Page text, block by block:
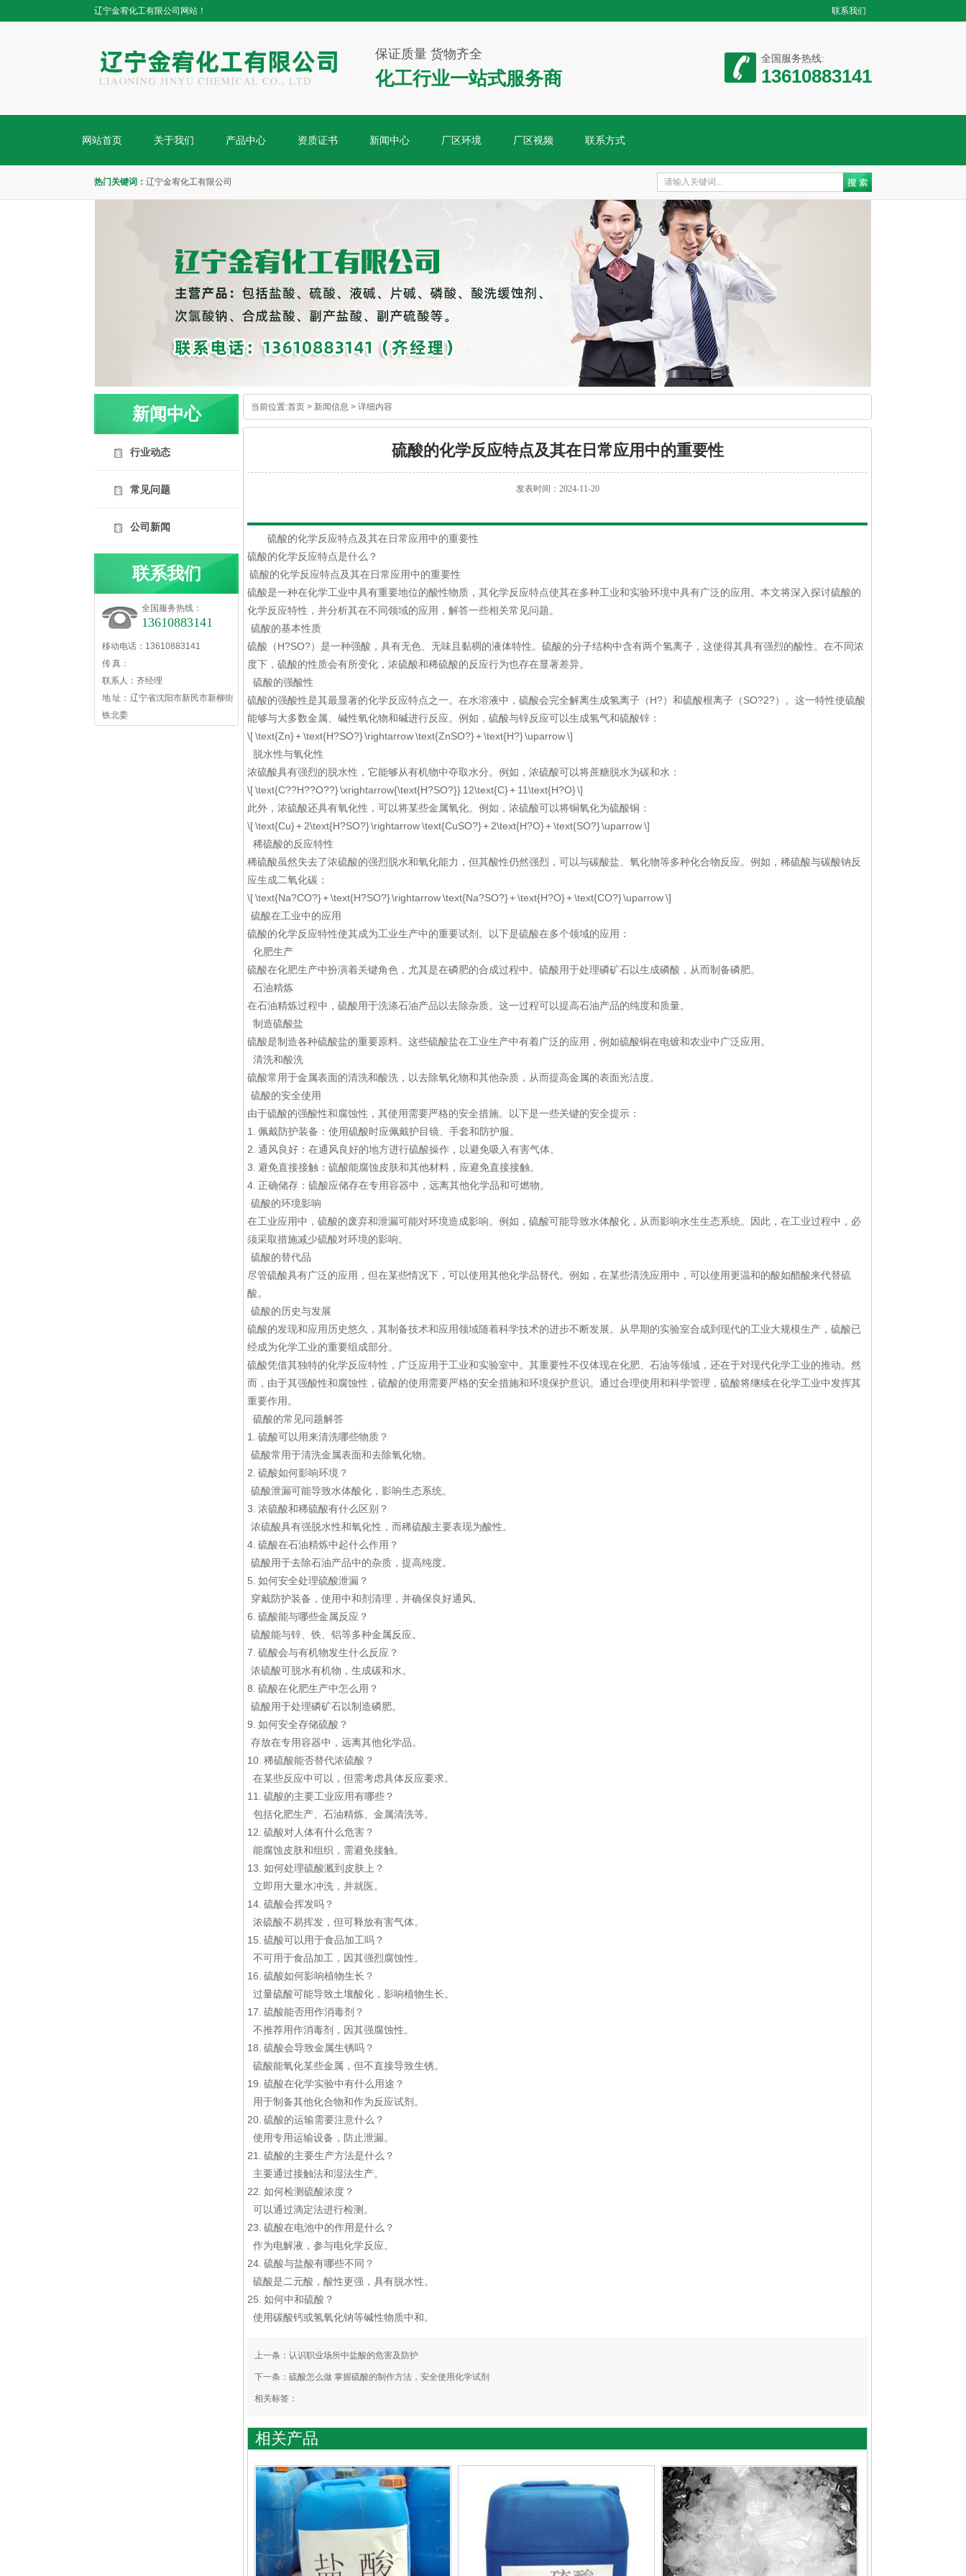
联系我们
辽宁金宥化工有限公司网站！
保证质量 货物齐全
化工行业一站式服务商
全国服务热线:
13610883141
网站首页 关于我们 产品中心 资质证书 新闻中心 厂区环境 厂区视频 联系方式
热门关键词： 辽宁金宥化工有限公司
当前位置:首页 > 新闻信息 > 详细内容
硫酸的化学反应特点及其在日常应用中的重要性
发表时间：2024-11-20
硫酸的化学反应特点及其在日常应用中的重要性
硫酸的化学反应特点是什么？
硫酸的化学反应特点及其在日常应用中的重要性
硫酸是一种在化学工业中具有重要地位的酸性物质，其化学反应特点使其在多种工业和实验环境中具有广泛的应用。本文将深入探讨硫酸的
化学反应特性，并分析其在不同领域的应用，解答一些相关常见问题。
硫酸的基本性质
硫酸（H?SO?）是一种强酸，具有无色、无味且黏稠的液体特性。硫酸的分子结构中含有两个氢离子，这使得其具有强烈的酸性。在不同浓
度下，硫酸的性质会有所变化，浓硫酸和稀硫酸的反应行为也存在显著差异。
硫酸的强酸性
硫酸的强酸性是其最显著的化学反应特点之一。在水溶液中，硫酸会完全解离生成氢离子（H?）和硫酸根离子（SO?2?）。这一特性使硫酸
能够与大多数金属、碱性氧化物和碱进行反应。例如，硫酸与锌反应可以生成氢气和硫酸锌：
\[ \text{Zn} + \text{H?SO?} \rightarrow \text{ZnSO?} + \text{H?} \uparrow \]
脱水性与氧化性
浓硫酸具有强烈的脱水性，它能够从有机物中夺取水分。例如，浓硫酸可以将蔗糖脱水为碳和水：
\[ \text{C??H??O??} \xrightarrow{\text{H?SO?}} 12\text{C} + 11\text{H?O} \]
此外，浓硫酸还具有氧化性，可以将某些金属氧化。例如，浓硫酸可以将铜氧化为硫酸铜：
\[ \text{Cu} + 2\text{H?SO?} \rightarrow \text{CuSO?} + 2\text{H?O} + \text{SO?} \uparrow \]
稀硫酸的反应特性
稀硫酸虽然失去了浓硫酸的强烈脱水和氧化能力，但其酸性仍然强烈，可以与碳酸盐、氧化物等多种化合物反应。例如，稀硫酸与碳酸钠反
应生成二氧化碳：
\[ \text{Na?CO?} + \text{H?SO?} \rightarrow \text{Na?SO?} + \text{H?O} + \text{CO?} \uparrow \]
硫酸在工业中的应用
硫酸的化学反应特性使其成为工业生产中的重要试剂。以下是硫酸在多个领域的应用：
化肥生产
硫酸在化肥生产中扮演着关键角色，尤其是在磷肥的合成过程中。硫酸用于处理磷矿石以生成磷酸 ，从而制备磷肥。
石油精炼
在石油精炼过程中，硫酸用于洗涤石油产品以去除杂质。这一过程可以提高石油产品的纯度和质量。
制造硫酸盐
硫酸是制造各种硫酸盐的重要原料。这些硫酸盐在工业生产中有着广泛的应用，例如硫酸铜在电镀和农业中广泛应用。
清洗和酸洗
硫酸常用于金属表面的清洗和酸洗，以去除氧化物和其他杂质，从而提高金属的表面光洁度。
硫酸的安全使用
由于硫酸的强酸性和腐蚀性，其使用需要严格的安全措施。以下是一些关键的安全提示：
1. 佩戴防护装备：使用硫酸时应佩戴护目镜、手套和防护服。
2. 通风良好：在通风良好的地方进行硫酸操作，以避免吸入有害气体。
3. 避免直接接触：硫酸能腐蚀皮肤和其他材料，应避免直接接触。
4. 正确储存：硫酸应储存在专用容器中，远离其他化学品和可燃物。
硫酸的环境影响
在工业应用中，硫酸的废弃和泄漏可能对环境造成影响。例如，硫酸可能导致水体酸化，从而影响水生生态系统。因此，在工业过程中，必
须采取措施减少硫酸对环境的影响。
硫酸的替代品
尽管硫酸具有广泛的应用，但在某些情况下，可以使用其他化学品替代。例如，在某些清洗应用中，可以使用更温和的酸如醋酸来代替硫
酸。
硫酸的历史与发展
硫酸的发现和应用历史悠久，其制备技术和应用领域随着科学技术的进步不断发展。从早期的实验室合成到现代的工业大规模生产，硫酸已
经成为化学工业的重要组成部分。
硫酸凭借其独特的化学反应特性，广泛应用于工业和实验室中。其重要性不仅体现在化肥、石油等领域，还在于对现代化学工业的推动。然
而，由于其强酸性和腐蚀性，硫酸的使用需要严格的安全措施和环境保护意识。通过合理使用和科学管理，硫酸将继续在化学工业中发挥其
重要作用。
硫酸的常见问题解答
1. 硫酸可以用来清洗哪些物质？
硫酸常用于清洗金属表面和去除氧化物。
2. 硫酸如何影响环境？
硫酸泄漏可能导致水体酸化，影响生态系统。
3. 浓硫酸和稀硫酸有什么区别？
浓硫酸具有强脱水性和氧化性，而稀硫酸主要表现为酸性。
4. 硫酸在石油精炼中起什么作用？
硫酸用于去除石油产品中的杂质，提高纯度。
5. 如何安全处理硫酸泄漏？
穿戴防护装备，使用中和剂清理，并确保良好通风。
6. 硫酸能与哪些金属反应？
硫酸能与锌、铁、铝等多种金属反应。
7. 硫酸会与有机物发生什么反应？
浓硫酸可脱水有机物，生成碳和水。
8. 硫酸在化肥生产中怎么用？
硫酸用于处理磷矿石以制造磷肥。
9. 如何安全存储硫酸？
存放在专用容器中，远离其他化学品。
10. 稀硫酸能否替代浓硫酸？
在某些反应中可以，但需考虑具体反应要求。
11. 硫酸的主要工业应用有哪些？
包括化肥生产、石油精炼、金属清洗等。
12. 硫酸对人体有什么危害？
能腐蚀皮肤和组织，需避免接触。
13. 如何处理硫酸溅到皮肤上？
立即用大量水冲洗，并就医。
14. 硫酸会挥发吗？
浓硫酸不易挥发，但可释放有害气体。
15. 硫酸可以用于食品加工吗？
不可用于食品加工，因其强烈腐蚀性。
16. 硫酸如何影响植物生长？
过量硫酸可能导致土壤酸化，影响植物生长。
17. 硫酸能否用作消毒剂？
不推荐用作消毒剂，因其强腐蚀性。
18. 硫酸会导致金属生锈吗？
硫酸能氧化某些金属，但不直接导致生锈。
19. 硫酸在化学实验中有什么用途？
用于制备其他化合物和作为反应试剂。
20. 硫酸的运输需要注意什么？
使用专用运输设备，防止泄漏。
21. 硫酸的主要生产方法是什么？
主要通过接触法和湿法生产。
22. 如何检测硫酸浓度？
可以通过滴定法进行检测。
23. 硫酸在电池中的作用是什么？
作为电解液，参与电化学反应。
24. 硫酸与盐酸有哪些不同？
硫酸是二元酸，酸性更强，具有脱水性。
25. 如何中和硫酸？
使用碳酸钙或氢氧化钠等碱性物质中和。
上一条： 认识职业场所中盐酸的危害及防护
下一条： 硫酸怎么做 掌握硫酸的制作方法，安全使用化学试剂
相关标签：
相关产品
新闻中心
行业动态
常见问题
公司新闻
联系我们
全国服务热线：
13610883141
移动电话：13610883141
传 真：
联系人：齐经理
地 址： 辽宁省沈阳市新民市新柳街
铁北委